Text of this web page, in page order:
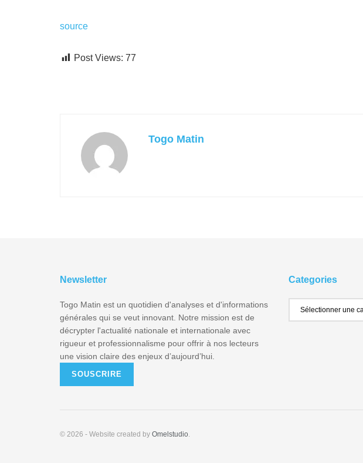
source
Post Views: 77
Togo Matin
Newsletter
Togo Matin est un quotidien d'analyses et d'informations
générales qui se veut innovant. Notre mission est de
décrypter l'actualité nationale et internationale avec
rigueur et professionnalisme pour offrir à nos lecteurs
une vision claire des enjeux d’aujourd’hui.
SOUSCRIRE
Categories
© 2026 - Website created by Omelstudio